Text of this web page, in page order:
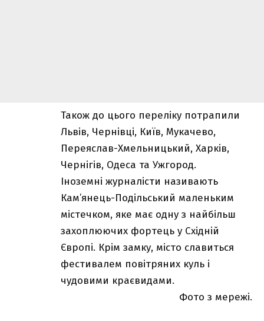
Також до цього переліку потрапили
Львів, Чернівці, Київ, Мукачево,
Переяслав-Хмельницький, Харків,
Чернігів, Одеса та Ужгород.
Іноземні журналісти називають
Кам’янець-Подільський маленьким
містечком, яке має одну з найбільш
захоплюючих фортець у Східній
Європі. Крім замку, місто славиться
фестивалем повітряних куль і
чудовими краєвидами.
Фото з мережі.